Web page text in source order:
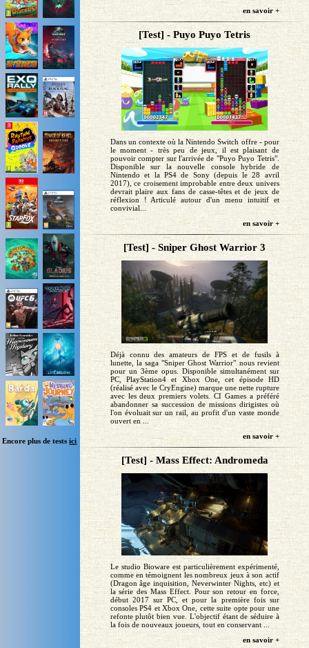
Encore plus de testsici
en savoir +
[Test] - Puyo Puyo Tetris
Dans un contexte où la Nintendo Switch offre - pour
le moment - très peu de jeux, il est plaisant de
pouvoir compter sur l'arrivée de "Puyo Puyo Tetris".
Disponible sur la nouvelle console hybride de
Nintendo et la PS4 de Sony (depuis le 28 avril
2017), ce croisement improbable entre deux univers
devrait plaire aux fans de casse-têtes et de jeux de
réflexion ! Articulé autour d'un menu intuitif et
convivial...
en savoir +
[Test] - Sniper Ghost Warrior 3
Déjà connu des amateurs de FPS et de fusils à
lunette, la saga "Sniper Ghost Warrior" nous revient
pour un 3ème opus. Disponible simultanément sur
PC, PlayStation4 et Xbox One, cet épisode HD
(réalisé avec le CryEngine) marque une nette rupture
avec les deux premiers volets. CI Games a préféré
abandonner sa succession de missions dirigistes où
l'on évoluait sur un rail, au profit d'un vaste monde
ouvert en ...
en savoir +
[Test] - Mass Effect: Andromeda
Le studio Bioware est particulièrement expérimenté,
comme en témoignent les nombreux jeux à son actif
(Dragon âge inquisition, Neverwinter Nights, etc) et
la série des Mass Effect. Pour son retour en force,
début 2017 sur PC, et pour la première fois sur
consoles PS4 et Xbox One, cette suite opte pour une
refonte plutôt bien vue. L'objectif étant de séduire à
la fois de nouveaux joueurs, tout en conservant ...
en savoir +